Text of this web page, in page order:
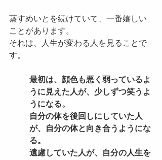
蒸すめいとを続けていて、一番嬉しい
ことがあります。
それは、人生が変わる人を見ることで
す。
最初は、顔色も悪く弱っているよ
うに見えた人が、少しずつ笑うよ
うになる。
自分の体を後回しにしていた人
が、自分の体と向き合うようにな
る。
遠慮していた人が、自分の人生を